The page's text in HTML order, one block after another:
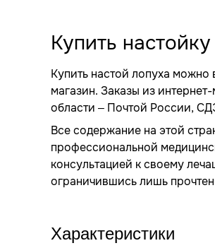
Купить
Купить настой лопуха
магазин. Заказы из
области – Почтой России,
Все содержание на этой
профессиональной
консультацией к своему
ограничившись лишь
Характеристики